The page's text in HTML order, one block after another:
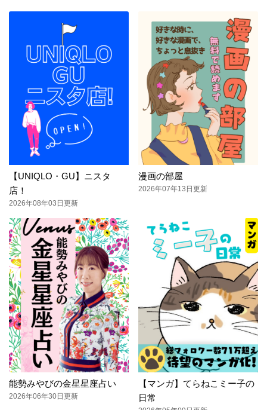
【UNIQLO・GU】ニスタ
店！
2026年08年03日更新
漫画の部屋
2026年07年13日更新
能勢みやびの金星星座占い
2026年06年30日更新
【マンガ】てらねこミー子の
日常